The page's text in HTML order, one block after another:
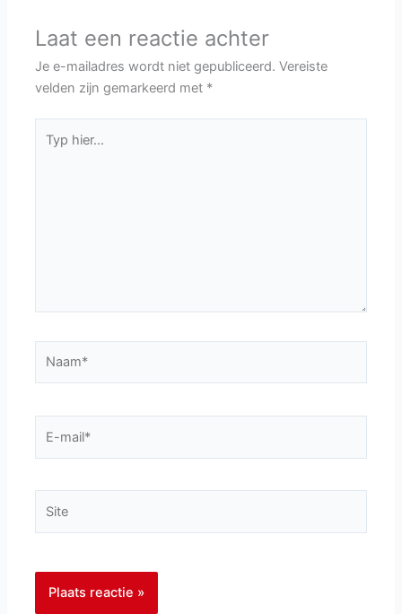
Laat een reactie achter
Je e-mailadres wordt niet gepubliceerd. Vereiste
velden zijn gemarkeerd met *
hier...
mail*